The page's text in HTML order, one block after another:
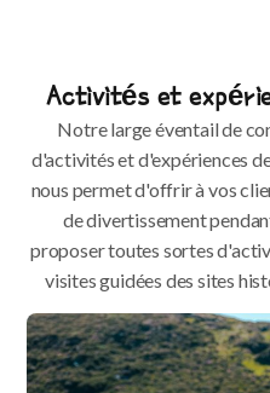
Activités et
Notre large éventail de
d'activités et d'expériences
nous permet d'offrir à vos
de divertissement
proposer toutes sortes
visites guidées des sites